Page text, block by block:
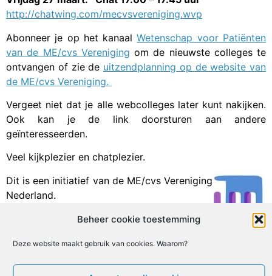
Beheer cookie toestemming
Deze website maakt gebruik van cookies. Waarom?
http://chatwing.com/mecvsvereniging.wvp
Abonneer je op het kanaalWetenschap voor Patiënten
van de ME/cvs Vereniging om de nieuwste colleges te
ontvangen of zie de uitzendplanning op de website van
de ME/cvs Vereniging.
Vergeet niet dat je alle webcolleges later kunt nakijken.
Ook kan je de link doorsturen aan andere
geïnteresseerden.
Veel kijkplezier en chatplezier.
Dit is een initiatief van de ME/cvs Vereniging
Nederland.
Geef een reactie